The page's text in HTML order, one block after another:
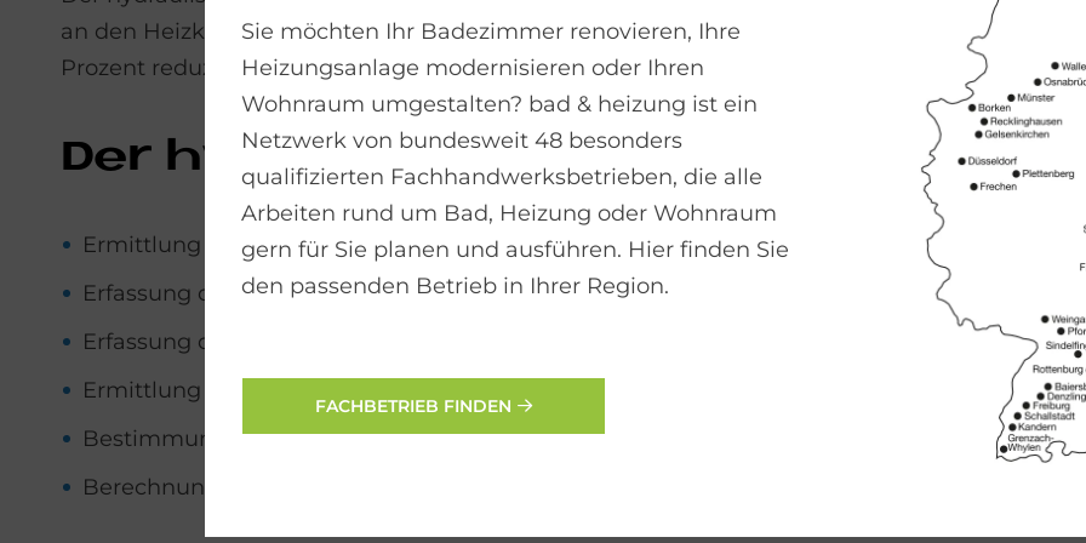
an den Heizkörpern, die die Zufuhr der Wassermenge regeln, kann der Energieverbrauch um 5
Prozent reduziert werden.
Der hy­drau­li­sche Hei­zungs­ab­gleich
Ermittlung des Wärmebedarfs anhand der Außenflächen
Erfassung der Heizkörper und deren Dimensionierung
Erfassung der Ventilsituation je Heizkörper
Ermittlung des am knappsten bemessenen Heizkörpers und Festlegung der
Bestimmung des Volumenstroms je Heizkörper
Berechnung der Pumpenleistung
Sie möchten Ihr Badezimmer renovieren, Ihre
Heizungsanlage modernisieren oder Ihren
Wohnraum umgestalten? bad & heizung ist ein
Netzwerk von bundesweit 48 besonders
qualifizierten Fachhandwerksbetrieben, die alle
Arbeiten rund um Bad, Heizung oder Wohnraum
gern für Sie planen und ausführen. Hier finden Sie
den passenden Betrieb in Ihrer Region.
FACHBETRIEB FINDEN